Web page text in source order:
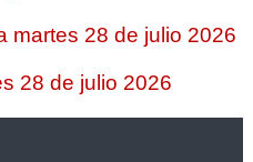
martes 28 de julio 2026
28 de julio 2026